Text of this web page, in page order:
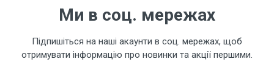
Ми в соц. мережах
Підпишіться на наші акаунти в соц. мережах, щоб
отримувати інформацію про новинки та акції першими.